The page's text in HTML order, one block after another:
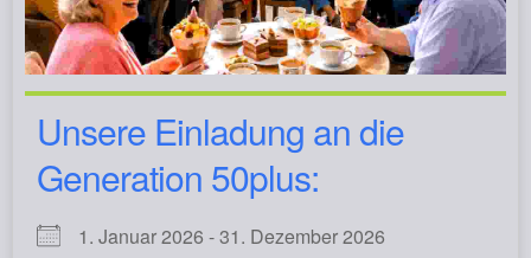
Unsere Einladung an die
Generation 50plus:
1. Januar 2026 - 31. Dezember 2026